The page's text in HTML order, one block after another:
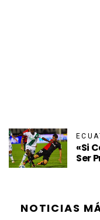
«Si
Ser
NOTICIAS